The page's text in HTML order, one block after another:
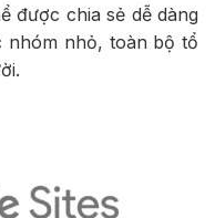
được chia sẻ dễ dàng
nhóm nhỏ, toàn bộ tổ